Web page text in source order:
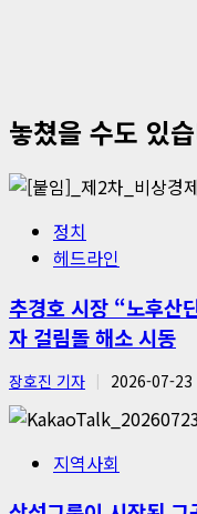
놓쳤을 수도 있
정치
헤드라인
추경호 시장 “노후산
자 걸림돌 해소 시동
장호진 기자 2026-07-23
지역사회